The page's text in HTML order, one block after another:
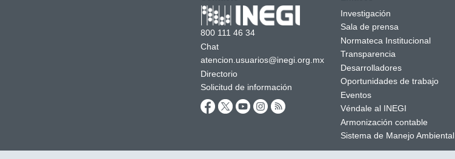
800 111 46 34
Chat
atencion.usuarios@inegi.org.mx
Directorio
Solicitud de información
Investigación
Sala de prensa
Normateca Institucional
Transparencia
Desarrolladores
Oportunidades de trabajo
Eventos
Véndale al INEGI
Armonización contable
Sistema de Manejo Ambiental